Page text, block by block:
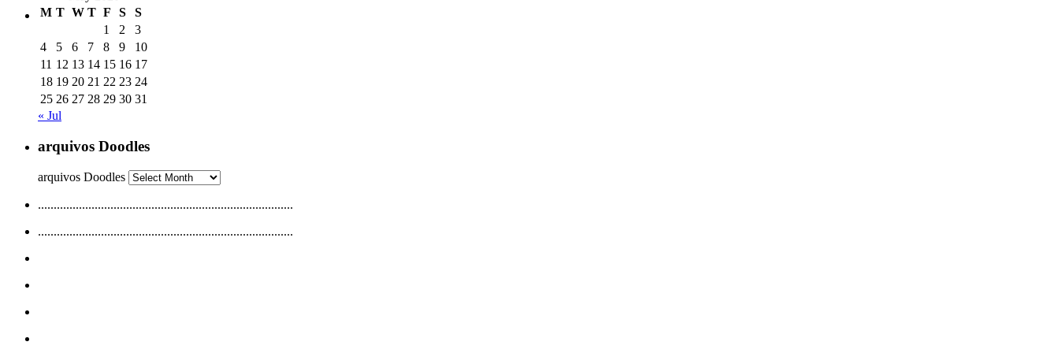
M T W T F S
S
1
2
3
4
5 6 7 8 9
10
11 12 13 14 15 16 17
18 19 20 21 22 23 24
25 26 27 28 29 30 31
« Jul
arquivos Doodles
arquivos Doodles
.................................................................................
.................................................................................